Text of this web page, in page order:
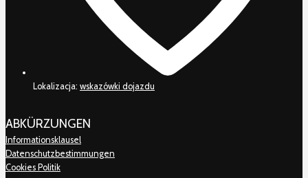
Lokalizacja: wskazówki dojazdu
ABKÜRZUNGEN
Informationsklausel
Datenschutzbestimmungen
Cookies Politik